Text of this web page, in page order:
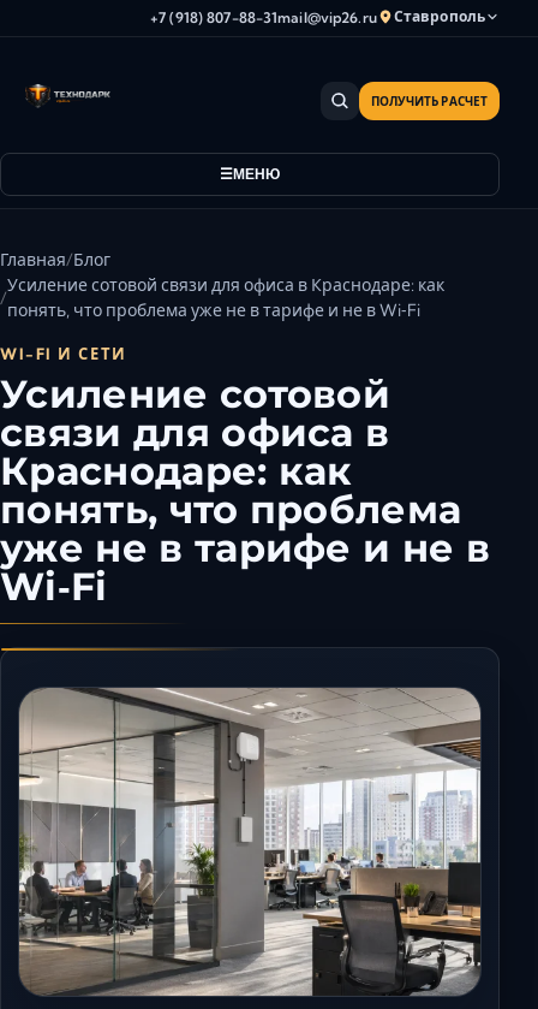
+7 (918) 807-88-31mail@vip26.ru Ставрополь
Анапа
Волгодонск
Волжский
Каспийск
Керчь
Майкоп
Махачкала
Минеральные Воды
Назрань
Нальчик
Новороссийск
Пятигорск
Ростов-на-Дону
Севастополь
МЕНЮ
ПОЛУЧИТЬ РАСЧЕТ
Главная Блог
Усиление сотовой связи для офиса в Краснодаре: как
понять, что проблема уже не в тарифе и не в Wi‑Fi
WI-FI И СЕТИ
Усиление сотовой
связи для офиса в
Краснодаре: как
понять, что проблема
уже не в тарифе и не в
Wi‑Fi